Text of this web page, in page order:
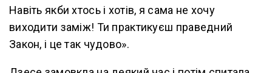
Навіть якби хтось і хотів, я сама не хочу
виходити заміж! Ти практикуєш праведний
Закон, і це так чудово».